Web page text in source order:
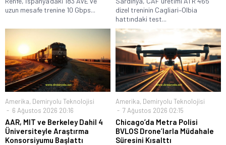
uzun mesafe trenine 10 Gbps...
dizel treninin Cagliari–Olbia
hattındaki test...
Amerika, Demiryolu Teknolojisi
6 Ağustos 2026 20:16
AAR, MIT ve Berkeley Dahil 4
Üniversiteyle Araştırma
Konsorsiyumu Başlattı
Amerika, Demiryolu Teknolojisi
7 Ağustos 2026 02:15
Chicago’da Metra Polisi
BVLOS Drone’larla Müdahale
Süresini Kısalttı